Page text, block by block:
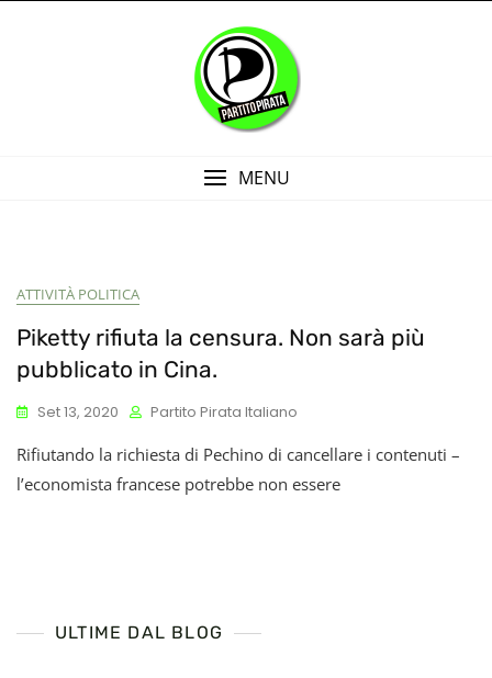
MENU
ATTIVITÀ POLITICA
Piketty rifiuta la censura. Non sarà più
pubblicato in Cina.
Set 13, 2020 Partito Pirata Italiano
Rifiutando la richiesta di Pechino di cancellare i contenuti –
l’economista francese potrebbe non essere
ULTIME DAL BLOG